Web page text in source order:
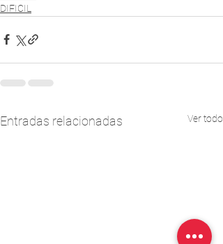
DIFICIL
Entradas relacionadas Ver todo